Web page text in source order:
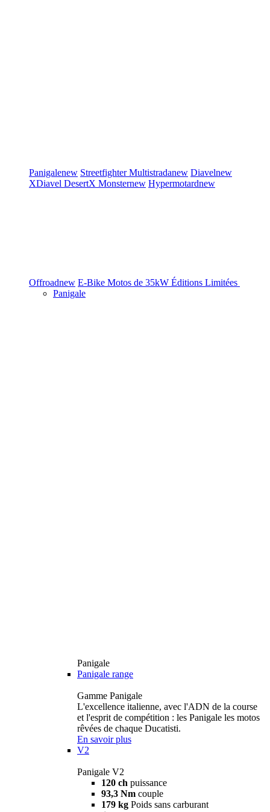
Panigalenew StreetfighterMultistradanew Diavelnew
XDiavel DesertX Monsternew Hypermotardnew
Offroadnew E-Bike Motos de 35kW Éditions Limitées
Panigale
Panigale
Panigale range
Gamme Panigale
L'excellence italienne, avec l'ADN de la course
et l'esprit de compétition : les Panigale les motos
rêvées de chaque Ducatisti.
En savoir plus
V2
Panigale V2
120 ch puissance
93,3 Nm couple
179 kg Poids sans carburant